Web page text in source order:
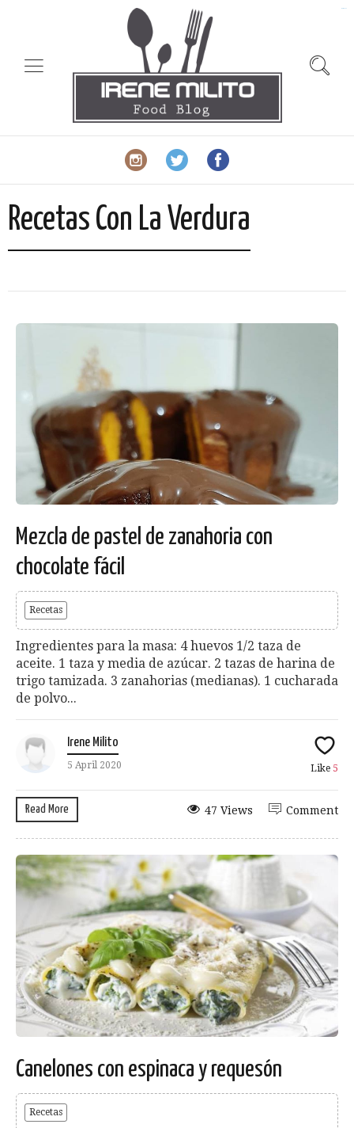
Recetas Con La Verdura
Mezcla de pastel de zanahoria con
chocolate fácil
Recetas
Ingredientes para la masa: 4 huevos 1/2 taza de
aceite. 1 taza y media de azúcar. 2 tazas de harina de
trigo tamizada. 3 zanahorias (medianas). 1 cucharada
de polvo...
Irene Milito
5 April 2020 Like 5
Read More Comment
47 Views
Canelones con espinaca y requesón
Recetas